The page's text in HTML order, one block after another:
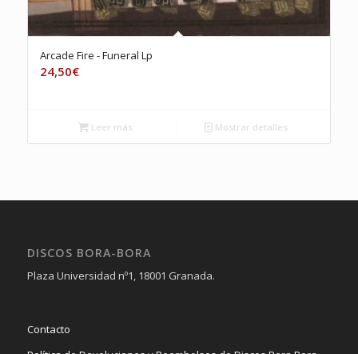
Arcade Fire ‎- Funeral Lp
24,50€
Leer más Mostrar detalles
DISCOS BORA-BORA
Plaza Universidad nº1, 18001 Granada.
Contacto